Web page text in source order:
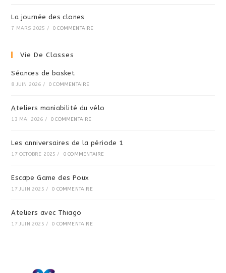
La journée des clones
7 MARS 2025 / 0 COMMENTAIRE
Vie De Classes
Séances de basket
8 JUIN 2026 / 0 COMMENTAIRE
Ateliers maniabilité du vélo
13 MAI 2026 / 0 COMMENTAIRE
Les anniversaires de la période 1
17 OCTOBRE 2025 / 0 COMMENTAIRE
Escape Game des Poux
17 JUIN 2025 / 0 COMMENTAIRE
Ateliers avec Thiago
17 JUIN 2025 / 0 COMMENTAIRE